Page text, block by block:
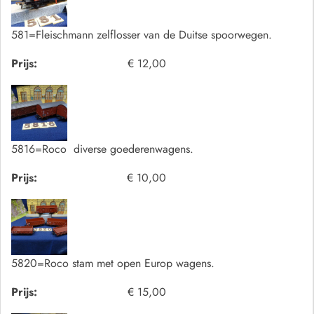
581=Fleischmann zelflosser van de Duitse spoorwegen.
Prijs:
€ 12,00
5816=Roco diverse goederenwagens.
Prijs:
€ 10,00
5820=Roco stam met open Europ wagens.
Prijs:
€ 15,00